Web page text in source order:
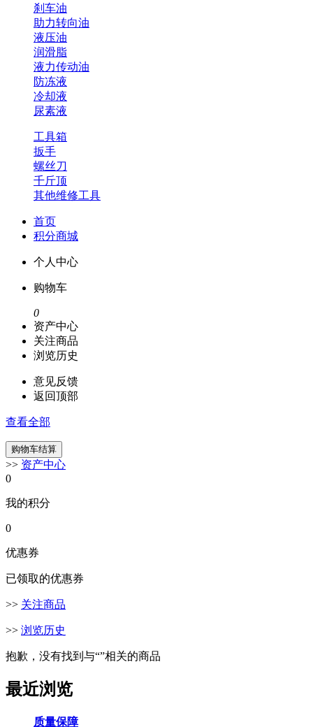
刹车油
助力转向油
液压油
润滑脂
液力传动油
防冻液
冷却液
尿素液
工具箱
扳手
螺丝刀
千斤顶
其他维修工具
首页
积分商城
个人中心
购物车
0
资产中心
关注商品
浏览历史
意见反馈
返回顶部
查看全部
>> 资产中心
0
我的积分
0
优惠券
已领取的优惠券
>> 关注商品
>> 浏览历史
抱歉，没有找到与“”相关的商品
最近浏览
质量保障